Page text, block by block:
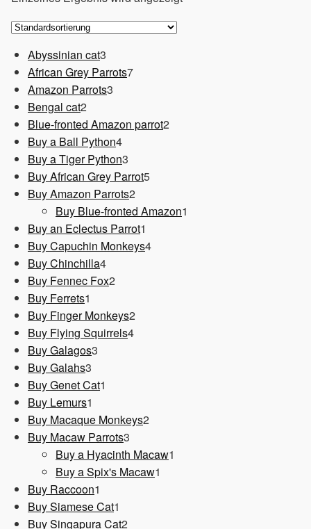
Abyssinian cat3
Produkte
African Grey Parrots77
Amazon Parrots3
Bengal cat22
Produkte
Blue-fronted Amazon parrot22
Buy a Ball Python44
Produkte
Buy a Tiger Python3
Produkte
Buy African Grey Parrot55
Buy Amazon Parrots22
Produkte
Buy Blue-fronted Amazon1
Buy an Eclectus Parrot1
Produkt
Buy Capuchin Monkeys44
Buy Chinchilla44
Produkte
Buy Fennec Fox22
Buy Ferrets1
Produkt
Buy Finger Monkeys22
Buy Flying Squirrels44
Buy Galagos3
Buy Galahs3
Produkte
Buy Genet Cat1
Buy Lemurs1
Produkt
Buy Macaque Monkeys22
Buy Macaw Parrots3
Produkte
Buy a Hyacinth Macaw1
Buy a Spix's Macaw1
Buy Raccoon1
Produkt
Buy Siamese Cat1
Produkt
Buy Singapura Cat22